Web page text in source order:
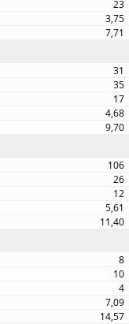
23
3,75
7,71
31
35
17
4,68
9,70
106
26
12
5,61
11,40
8
10
4
7,09
14,57